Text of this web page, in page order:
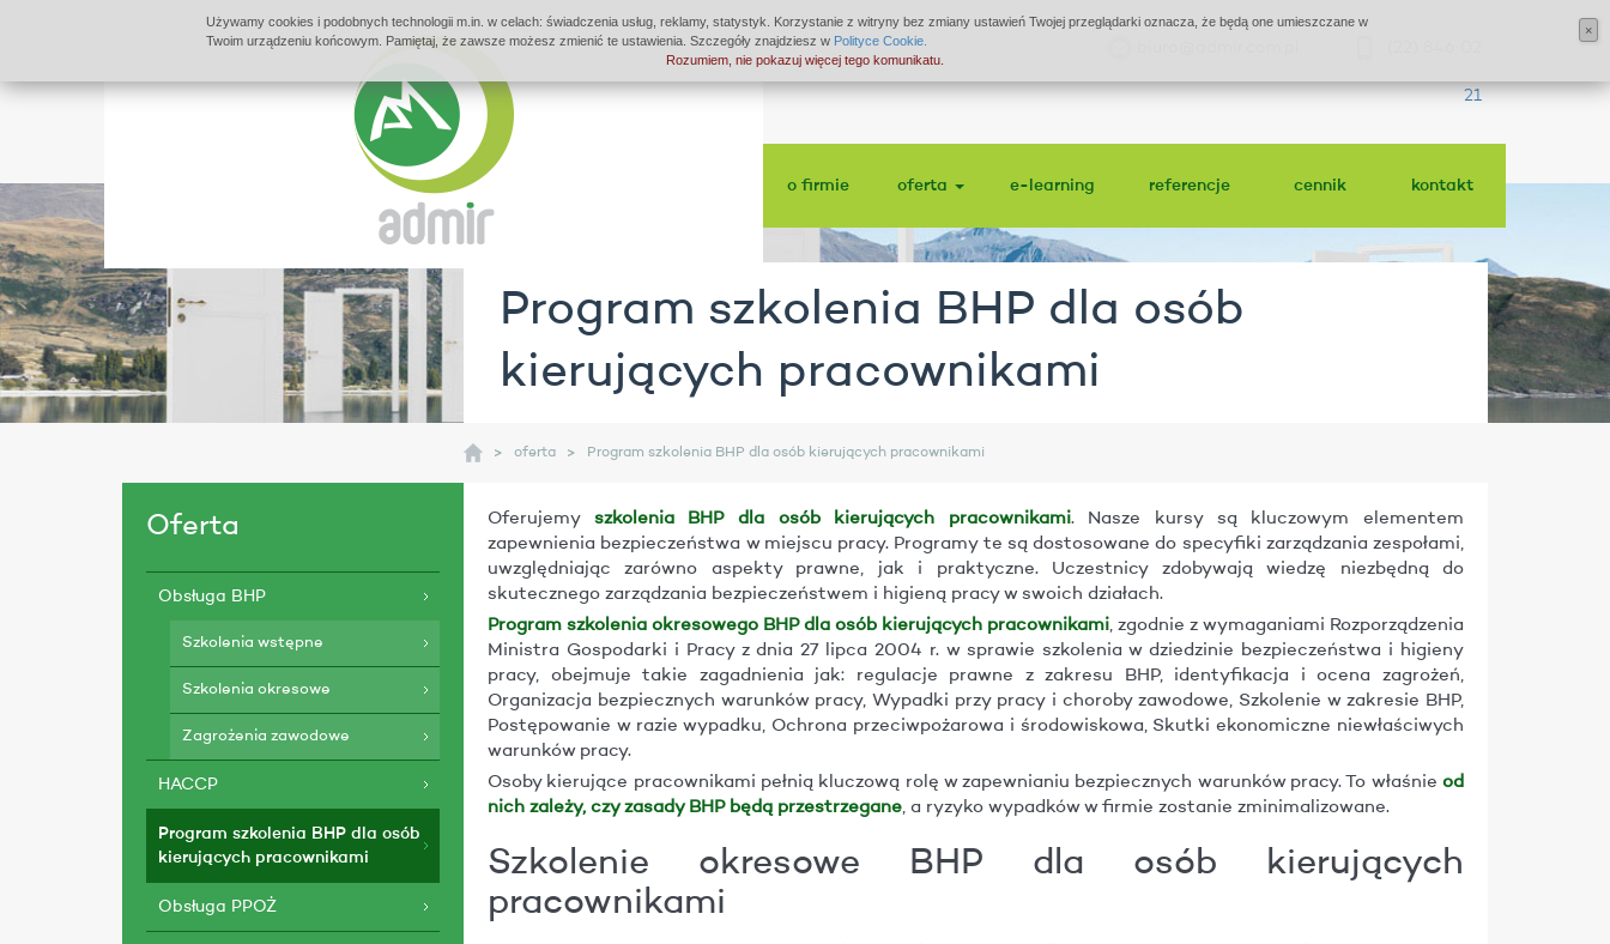
21
o firmie oferta e-learning referencje cennik kontakt
Program szkolenia BHP dla osób
kierujących pracownikami
oferta Program szkolenia BHP dla osób kierujących pracownikami
Oferta
Obsługa BHP
Szkolenia wstępne
Szkolenia okresowe
Zagrożenia zawodowe
HACCP
Program szkolenia BHP dla osób
kierujących pracownikami
Obsługa PPOŻ
Oferujemy szkolenia BHP dla osób kierujących pracownikami. Nasze kursy są kluczowym elementem
zapewnienia bezpieczeństwa w miejscu pracy. Programy te są dostosowane do specyfiki zarządzania zespołami,
uwzględniając zarówno aspekty prawne, jak i praktyczne. Uczestnicy zdobywają wiedzę niezbędną do
skutecznego zarządzania bezpieczeństwem i higieną pracy w swoich działach.
Program szkolenia okresowego BHP dla osób kierujących pracownikami, zgodnie z wymaganiami Rozporządzenia
Ministra Gospodarki i Pracy z dnia 27 lipca 2004 r. w sprawie szkolenia w dziedzinie bezpieczeństwa i higieny
pracy, obejmuje takie zagadnienia jak: regulacje prawne z zakresu BHP, identyfikacja i ocena zagrożeń,
Organizacja bezpiecznych warunków pracy, Wypadki przy pracy i choroby zawodowe, Szkolenie w zakresie BHP,
Postępowanie w razie wypadku, Ochrona przeciwpożarowa i środowiskowa, Skutki ekonomiczne niewłaściwych
warunków pracy.
Osoby kierujące pracownikami pełnią kluczową rolę w zapewnianiu bezpiecznych warunków pracy. To właśnie od
nich zależy, czy zasady BHP będą przestrzegane, a ryzyko wypadków w firmie zostanie zminimalizowane.
Szkolenie okresowe BHP dla osób kierujących
pracownikami
Używamy cookies i podobnych technologii m.in. w celach: świadczenia usług, reklamy, statystyk. Korzystanie z witryny bez zmiany ustawień Twojej przeglądarki oznacza, że będą one umieszczane w
Twoim urządzeniu końcowym. Pamiętaj, że zawsze możesz zmienić te ustawienia. Szczegóły znajdziesz w Polityce Cookie.
Rozumiem, nie pokazuj więcej tego komunikatu.
×